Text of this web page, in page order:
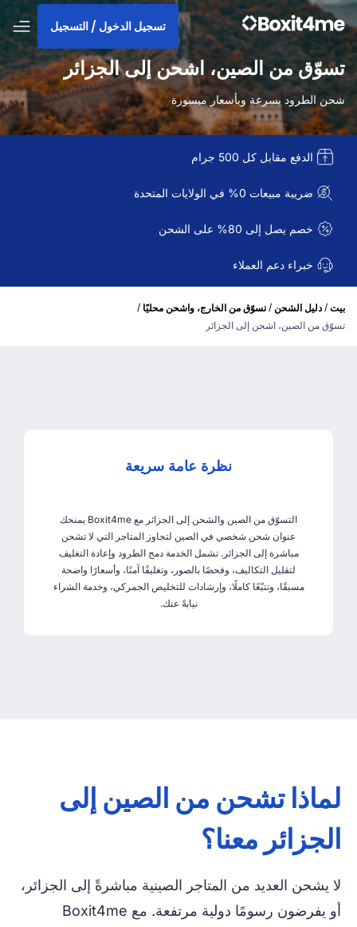
تسجيل الدخول / التسجيل
تسوّق من الصين، اشحن إلى الجزائر
شحن الطرود بسرعة وبأسعار ميسورة
الدفع مقابل كل 500 جرام
ضريبة مبيعات 0% في الولايات المتحدة
خصم يصل إلى 80% على الشحن
خبراء دعم العملاء
بيت / دليل الشحن / تسوّق من الخارج، واشحن محليًا /
تسوّق من الصين، اشحن إلى الجزائر
نظرة عامة سريعة
التسوّق من الصين والشحن إلى الجزائر مع Boxit4me يمنحك
عنوان شحن شخصي في الصين لتجاوز المتاجر التي لا تشحن
مباشرة إلى الجزائر. تشمل الخدمة دمج الطرود وإعادة التغليف
لتقليل التكاليف، وفحصًا بالصور، وتغليفًا آمنًا، وأسعارًا واضحة
مسبقًا، وتتبّعًا كاملًا، وإرشادات للتخليص الجمركي، وخدمة الشراء
نيابةً عنك.
لماذا تشحن من الصين إلى
الجزائر معنا؟
لا يشحن العديد من المتاجر الصينية مباشرةً إلى الجزائر،
أو يفرضون رسومًا دولية مرتفعة. مع Boxit4me